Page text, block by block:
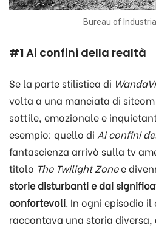
Bureau of
#1Ai confini della realtà
Se la parte stilistica di
volta a una manciata di
sottile, emozionale e
esempio: quello di Ai confini
fantascienza arrivò sulla tv
titolo The Twilight Zonee
storie disturbanti e dai
confortevoli. In ogni episodio
raccontava una storia